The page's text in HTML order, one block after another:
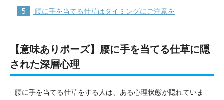
5 腰に手を当てる仕草はタイミングにご注意を
【意味ありポーズ】腰に手を当てる仕草に隠
された深層心理
腰に手を当てる仕草をする人は、ある心理状態が隠れていま